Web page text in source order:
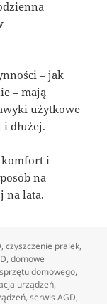
– jak
– mają
użytkowe
dłużej.
komfort i
na
na lata.
,czyszczenie pralek,
,domowe
domowego,
urządzeń,
,serwis AGD,